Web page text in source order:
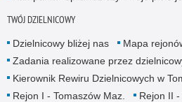
TWÓJ DZIELNICOWY
Dzielnicowy bliżej nas
Mapa
Zadania realizowane przez
Kierownik Rewiru Dzielnicowych w
Rejon I - Tomaszów Maz.
Rejon II -